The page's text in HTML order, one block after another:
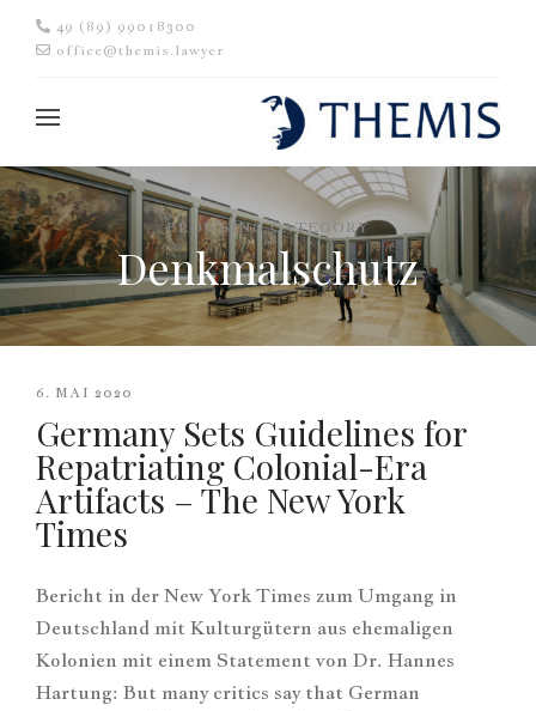
49 (89) 99018300
office@themis.lawyer
BROWSING CATEGORY
Denkmalschutz
6. MAI 2020
Germany Sets Guidelines for
Repatriating Colonial-Era
Artifacts – The New York
Times
Bericht in der New York Times zum Umgang in
Deutschland mit Kulturgütern aus ehemaligen
Kolonien mit einem Statement von Dr. Hannes
Hartung: But many critics say that German